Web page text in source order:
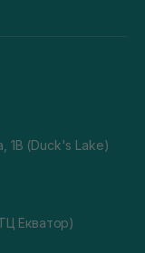
1В (Duck's Lake)
Екватор)